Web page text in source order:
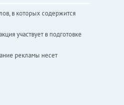
в которых содержится
участвует в подготовке
рекламы несет